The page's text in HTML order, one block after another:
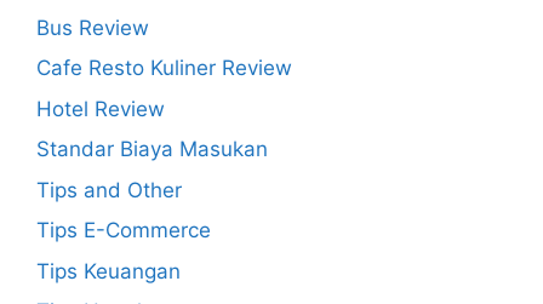
Bus Review
Cafe Resto Kuliner Review
Hotel Review
Standar Biaya Masukan
Tips and Other
Tips E-Commerce
Tips Keuangan